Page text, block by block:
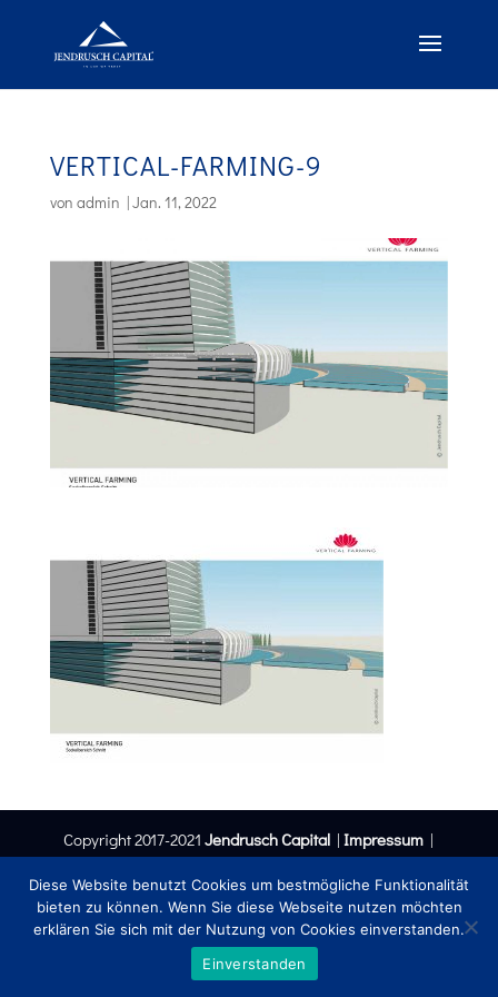
VERTICAL-FARMING-9
von admin |Jan. 11, 2022
Copyright 2017-2021 Jendrusch Capital |Impressum |
Datenschutzerklärung
Diese Website benutzt Cookies um bestmögliche Funktionalität
bieten zu können. Wenn Sie diese Webseite nutzen möchten
erklären Sie sich mit der Nutzung von Cookies einverstanden.
Einverstanden